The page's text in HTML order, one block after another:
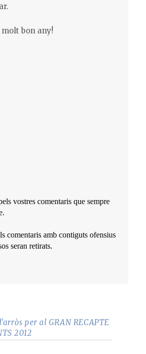
bon any!
vostres comentaris que sempre
comentaris amb contiguts ofensius
seran retirats.
per al GRAN RECAPTE
2012